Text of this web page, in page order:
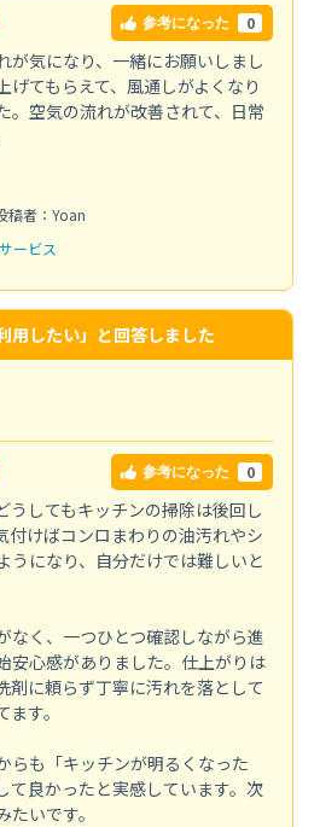
参考になった 0
が気になり、一緒にお願いしまし
げてもらえて、風通しがよくなり
。空気の流れが改善されて、日常
稿者：Yoan
ービス
用したい」と回答しました
参考になった 0
うしてもキッチンの掃除は後回し
付けばコンロまわりの油汚れやシ
うになり、自分だけでは難しいと
なく、一つひとつ確認しながら進
安心感がありました。仕上がりは
剤に頼らず丁寧に汚れを落として
す。
らも「キッチンが明るくなった
て良かったと実感しています。次
いです。